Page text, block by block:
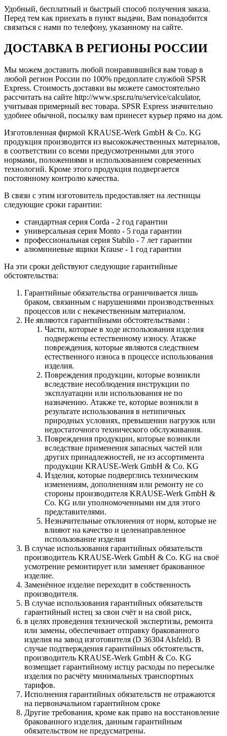
Удобный, бесплатный и быстрый способ получения заказа.
Перед тем как приехать в пункт выдачи, Вам понадобится
связаться с нами по телефону, указанному на сайте.
ДОСТАВКА В РЕГИОНЫ РОССИИ
Мы можем доставить любой понравившийся вам товар в
любой регион России по 100% предоплате службой SPSR
Express. Стоимость доставки вы можете самостоятельно
рассчитать на сайте http://www.spsr.ru/ru/service/calculator,
учитывая примерный вес товара. SPSR Express значительно
удобнее обычной, посылку вам принесет курьер прямо на дом.
Изготовленная фирмой KRAUSE-Werk GmbH & Со. KG
продукция производится из высококачественных материалов,
в соответствии со всеми предусмотренными для этого
нормами, положениями и использованием современных
технологий. Кроме этого продукция подвергается
постоянному контролю качества.
В связи с этим изготовитель предоставляет на лестницы
следующие сроки гарантии:
стандартная серия Corda - 2 год гарантии
универсальная серия Monto - 5 года гарантии
профессиональная серия Stabilo - 7 лет гарантии
алюминиевые ящики Krause - 1 год гарантии
На эти сроки действуют следующие гарантийные
обстоятельства:
Гарантийные обязательства ограничивается лишь
браком, связанным с нарушениями производственных
процессов или с некачественным материалом.
Не являются гарантийными обстоятельствами :
Части, которые в ходе использования изделия
подвержены естественному износу. Атакже
повреждения, которые являются следствием
естественного износа в процессе использования
изделия.
Повреждения продукции, которые возникли
вследствие несоблюдения инструкции по
эксплуатации или использования не по
назначению. Атакже те, которые возникли в
результате использования в нетипичных
природных условиях, превышении нагрузок или
недостаточного технического обслуживания.
Повреждения продукции, которые возникли
вследствие применения запасных частей или
других принадлежностей, не из ассортимента
продукции KRAUSE-Werk GmbH & Со. KG
Изделия, которые подверглись техническим
изменениям, дополнениям или ремонту не со
стороны производителя KRAUSE-Werk GmbH &
Со. KG или уполномоченными им для этого
представителями.
Незначительные отклонения от норм, которые не
влияют на качество и целенаправленное
использование изделия
В случае использования гарантийных обязательств
производитель KRAUSE-Werk GmbH & Со. KG на своё
усмотрение ремонтирует или заменяет бракованное
изделие.
Заменённое изделие переходит в собственность
производителя.
В случае использования гарантийных обязательств
гарантийный истец за свои счёт и на свой риск,
в целях проведения технической экспертизы, ремонта
или замены, обеспечивает отправку бракованного
изделия на завод изготовителя (D 36304 Alsfeld). В
случае подтверждения гарантийных обстоятельств,
производитель KRAUSE-Werk GmbH & Со. KG
возмещает гарантийному истцу расходы по пересылке
изделия по расчёту минимальных транспортных
тарифов.
Исполнения гарантийных обязательств не отражаются
на первоначальном гарантийном сроке
Другие требования, кроме как право на восстановление
бракованного изделия, данным гарантийным
обязательством не предусматрены.